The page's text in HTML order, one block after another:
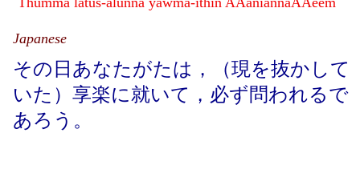
Japanese
その日あなたがたは，（現を抜かして
いた）享楽に就いて，必ず問われるで
あろう。